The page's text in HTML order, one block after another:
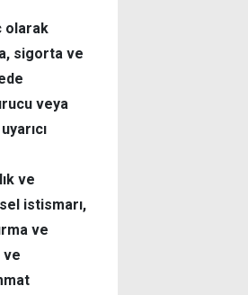
olarak
sigorta ve
veya
ve
istismarı,
ve
ve